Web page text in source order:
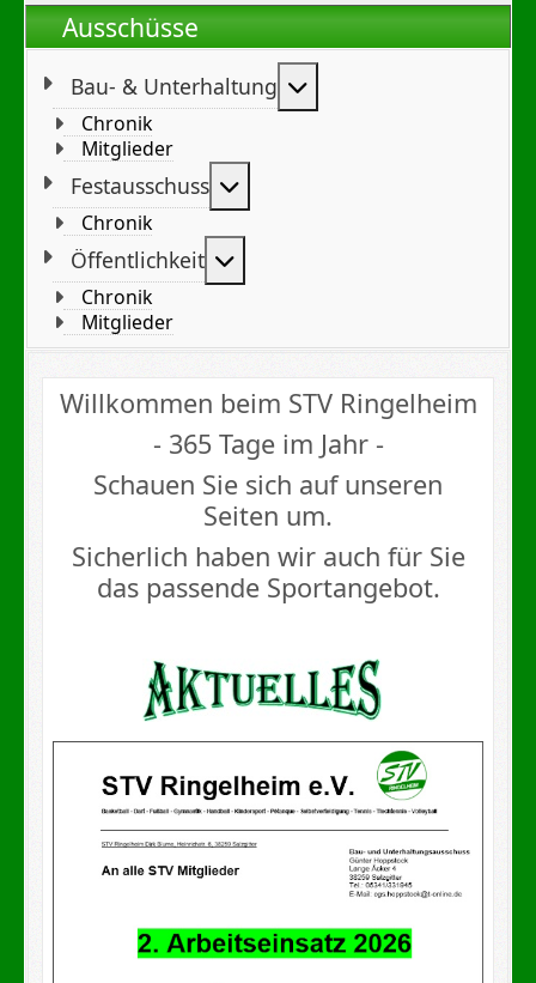
Ausschüsse
Bau- & Unterhaltung
Chronik
Mitglieder
Festausschuss
Chronik
Öffentlichkeit
Chronik
Mitglieder
Willkommen beim STV Ringelheim
- 365 Tage im Jahr -
Schauen Sie sich auf unseren
Seiten um.
Sicherlich haben wir auch für Sie
das passende Sportangebot.